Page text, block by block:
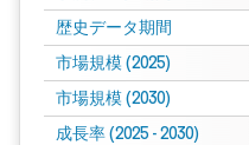
歴史データ期間
市場規模 (2025)
市場規模 (2030)
成長率 (2025 - 2030)